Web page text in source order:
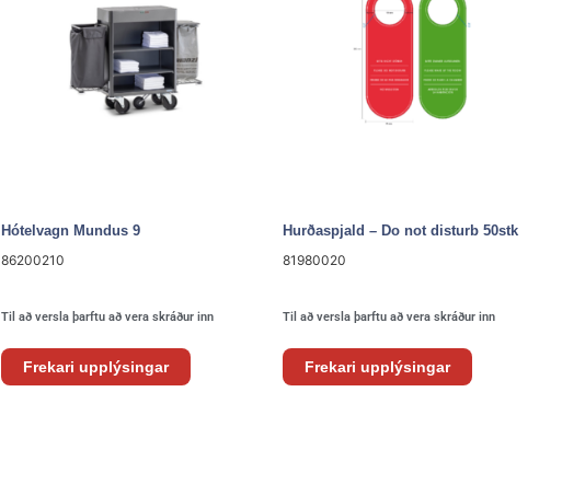
Hótelvagn Mundus 9
86200210
Til að versla þarftu að vera skráður inn
Frekari upplýsingar
Hurðaspjald – Do not disturb 50stk
81980020
Til að versla þarftu að vera skráður inn
Frekari upplýsingar